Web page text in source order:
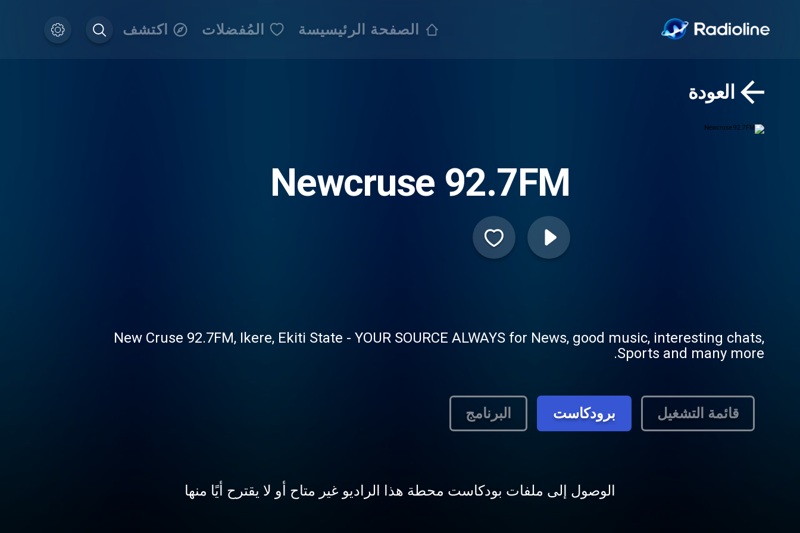
الصفحة الرئيسيسة المُفضلات اكتشف
العودة
Newcruse 92.7FM
New Cruse 92.7FM, Ikere, Ekiti State - YOUR SOURCE ALWAYS for News, good music, interesting chats,
Sports and many more.
قائمة التشغيل برودكاست البرنامج
الوصول إلى ملفات بودكاست محطة هذا الراديو غير متاح أو لا يقترح أيًا منها